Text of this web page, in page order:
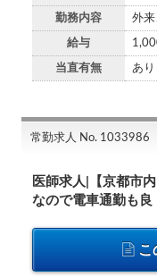
勤務内容 外
給与
当直有無 あり
常勤求人 No. 1033986
医師求人|【京都市
なので電車通勤も良
こ